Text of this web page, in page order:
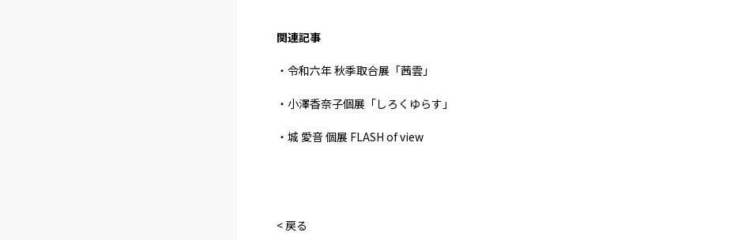
関連記事
・令和六年 秋季取合展「茜雲」
・小澤香奈子個展「しろくゆらす」
・城 愛音 個展 FLASH of view
< 戻る